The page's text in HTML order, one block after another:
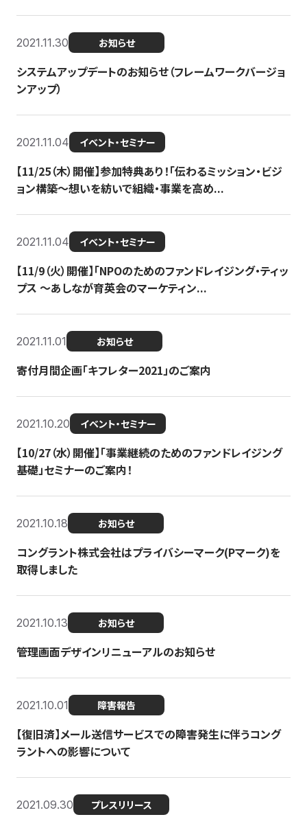
2021.11.30 お知らせ
システムアップデートのお知らせ（フレームワークバージョ
ンアップ）
2021.11.04 イベント・セミナー
【11/25（木）開催】参加特典あり！「伝わるミッション・ビジ
ョン構築〜想いを紡いで組織・事業を高め...
2021.11.04 イベント・セミナー
【11/9（火）開催】「NPOのためのファンドレイジング・ティッ
プス 〜あしなが育英会のマーケティン...
2021.11.01 お知らせ
寄付月間企画「キフレター2021」のご案内
2021.10.20 イベント・セミナー
【10/27（水）開催】「事業継続のためのファンドレイジング
基礎」セミナーのご案内！
2021.10.18 お知らせ
コングラント株式会社はプライバシーマーク(Pマーク)を
取得しました
2021.10.13 お知らせ
管理画面デザインリニューアルのお知らせ
2021.10.01 障害報告
【復旧済】メール送信サービスでの障害発生に伴うコング
ラントへの影響について
2021.09.30 プレスリリース